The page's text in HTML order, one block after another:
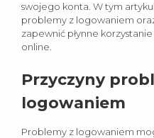
swojego konta. W tym
problemy z logowaniem
zapewnić płynne
online.
Przyczyny
logowaniem
Problemy z logowaniem